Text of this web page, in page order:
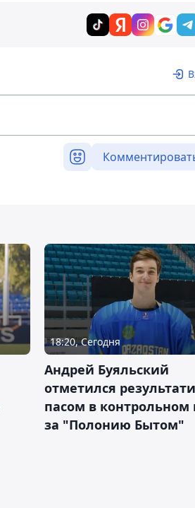
18:20, Сегодня
Андрей Буяльский
отметился
пасом в контрольном
за "Полонию Бытом"